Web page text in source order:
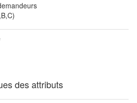
des attributs